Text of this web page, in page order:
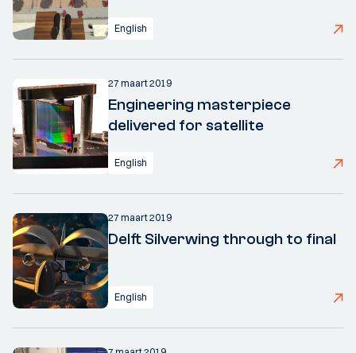
English
27 maart 2019
Engineering masterpiece
delivered for satellite
English
27 maart 2019
Delft Silverwing through to final
English